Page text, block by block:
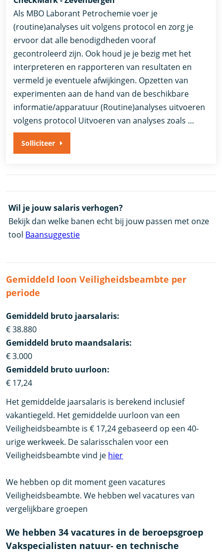
Als MBO Laborant Petrochemie voer je
(routine)analyses uit volgens protocol en zorg je
ervoor dat alle benodigdheden vooraf
gecontroleerd zijn. Ook houd je je bezig met het
interpreteren en rapporteren van resultaten en
vermeld je eventuele afwijkingen. Opzetten van
experimenten aan de hand van de beschikbare
informatie/apparatuur (Routine)analyses uitvoeren
volgens protocol Uitvoeren van analyses zoals …
Solliciteer
Wil je jouw salaris verhogen?
Bekijk dan welke banen echt bij jouw passen met onze
tool Baansuggestie
Gemiddeld loon Veiligheidsbeambte per
periode
Gemiddeld bruto jaarsalaris:
€ 38.880
Gemiddeld bruto maandsalaris:
€ 3.000
Gemiddeld bruto uurloon:
€ 17,24
Het gemiddelde jaarsalaris is berekend inclusief
vakantiegeld. Het gemiddelde uurloon van een
Veiligheidsbeambte is € 17,24 gebaseerd op een 40-
urige werkweek. De salarisschalen voor een
Veiligheidsbeambte vind je hier
We hebben op dit moment geen vacatures
Veiligheidsbeambte. We hebben wel vacatures van
vergelijkbare groepen
We hebben 34 vacatures in de beroepsgroep
Vakspecialisten natuur- en technische